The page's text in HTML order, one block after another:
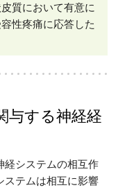
質において有意に
性疼痛に応答した
与する神経経
システムの相互作
ステムは相互に影響